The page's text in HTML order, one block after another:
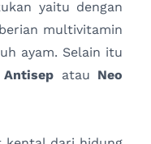
yaitu dengan
multivitamin
ayam. Selain itu
Antisep atau Neo